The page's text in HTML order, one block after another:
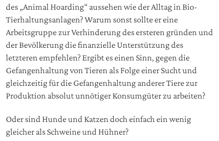
des „Animal Hoarding“ aussehen wie der Alltag in Bio-
Tierhaltungsanlagen? Warum sonst sollte er eine
Arbeitsgruppe zur Verhinderung des ersteren gründen und
der Bevölkerung die finanzielle Unterstützung des
letzteren empfehlen? Ergibt es einen Sinn, gegen die
Gefangenhaltung von Tieren als Folge einer Sucht und
gleichzeitig für die Gefangenhaltung anderer Tiere zur
Produktion absolut unnötiger Konsumgüter zu arbeiten?
Oder sind Hunde und Katzen doch einfach ein wenig
gleicher als Schweine und Hühner?